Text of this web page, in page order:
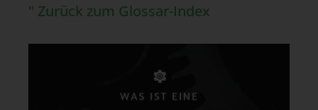
" Zurück zum Glossar-Index